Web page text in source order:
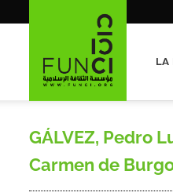
LA
GÁLVEZ, Pedro
Carmen de